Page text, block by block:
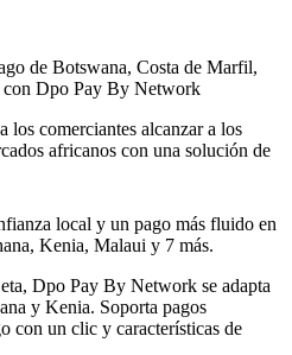
de Botswana, Costa de Marfil,
Dpo Pay By Network
comerciantes alcanzar a los
africanos con una solución de
local y un pago más fluido en
Kenia, Malaui y 7 más.
Dpo Pay By Network se adapta
y Kenia. Soporta pagos
con un clic y características de